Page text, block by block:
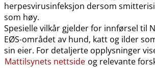
herpesvirusinfeksjon dersom
som høy.
Spesielle vilkår gjelder for innførsel til
EØS-området av hund, katt og ilder
sin eier. For detaljerte opplysninger
Mattilsynets nettside og relevante